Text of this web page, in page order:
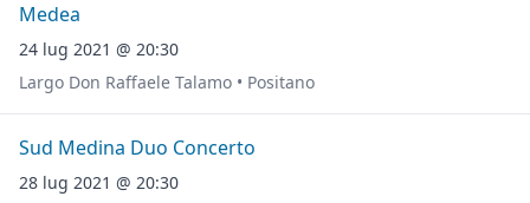
Medea
24 lug 2021 @ 20:30
Largo Don Raffaele Talamo • Positano
Sud Medina Duo Concerto
28 lug 2021 @ 20:30